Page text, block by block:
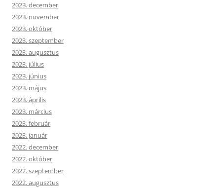
2023. december
2023. november
2023. október
2023. szeptember
2023. augusztus
2023. július
2023. június
2023. május
2023. április
2023. március
2023. február
2023. január
2022. december
2022. október
2022. szeptember
2022. augusztus